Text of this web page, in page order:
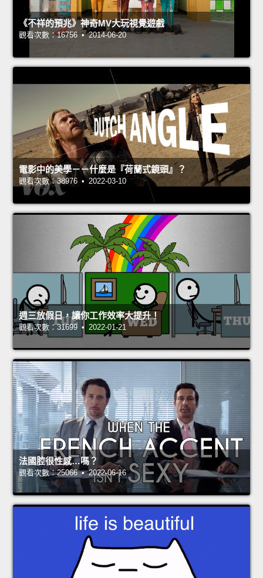
《不祥的預兆》神奇MV大玩視覺遊戲
觀看次數：16756 • 2014-06-20
電影中的美學－－什麼是『荷蘭式鏡頭』？
觀看次數：38976 • 2022-03-10
週三放假日，讓你工作效率大提升！
觀看次數：31699 • 2022-01-21
法國腔很性感…嗎？
觀看次數：25066 • 2022-06-16